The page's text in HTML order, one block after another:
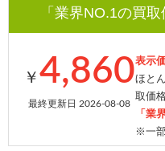
「業界NO.1の買
￥ 4,860
最終更新日 2026-08-08
表示
ほと
取価
「業
※一